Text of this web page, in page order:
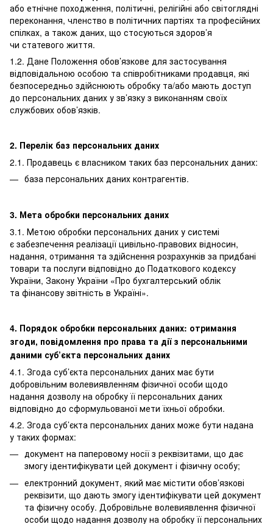
або етнічне походження, політичні, релігійні або світоглядні
переконання, членство в політичних партіях та професійних
спілках, а також даних, що стосуються здоров’я
чи статевого життя.
1.2. Дане Положення обов’язкове для застосування
відповідальною особою та співробітниками продавця, які
безпосередньо здійснюють обробку та/або мають доступ
до персональних даних у зв’язку з виконанням своїх
службових обов’язків.
2. Перелік баз персональних даних
2.1. Продавець є власником таких баз персональних даних:
база персональних даних контрагентів.
3. Мета обробки персональних даних
3.1. Метою обробки персональних даних у системі
є забезпечення реалізації цивільно-правових відносин,
надання, отримання та здійснення розрахунків за придбані
товари та послуги відповідно до Податкового кодексу
України, Закону України «Про бухгалтерський облік
та фінансову звітність в Україні».
4. Порядок обробки персональних даних: отримання
згоди, повідомлення про права та дії з персональними
даними суб’єкта персональних даних
4.1. Згода суб’єкта персональних даних має бути
добровільним волевиявленням фізичної особи щодо
надання дозволу на обробку її персональних даних
відповідно до сформульованої мети їхньої обробки.
4.2. Згода суб’єкта персональних даних може бути надана
у таких формах:
документ на паперовому носії з реквізитами, що дає
змогу ідентифікувати цей документ і фізичну особу;
електронний документ, який має містити обов’язкові
реквізити, що дають змогу ідентифікувати цей документ
та фізичну особу. Добровільне волевиявлення фізичної
особи щодо надання дозволу на обробку її персональних